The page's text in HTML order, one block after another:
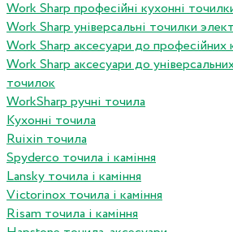
Work Sharp професiйнi кухоннi
Work Sharp унiверсальнi точилки
Work Sharp аксесуари до професiйних
Work Sharp аксесуари до
точилок
WorkSharp ручні точила
Кухонні точила
Ruixin точила
Spyderco точила і каміння
Lansky точила і каміння
Victorinox точила і каміння
Risam точила і каміння